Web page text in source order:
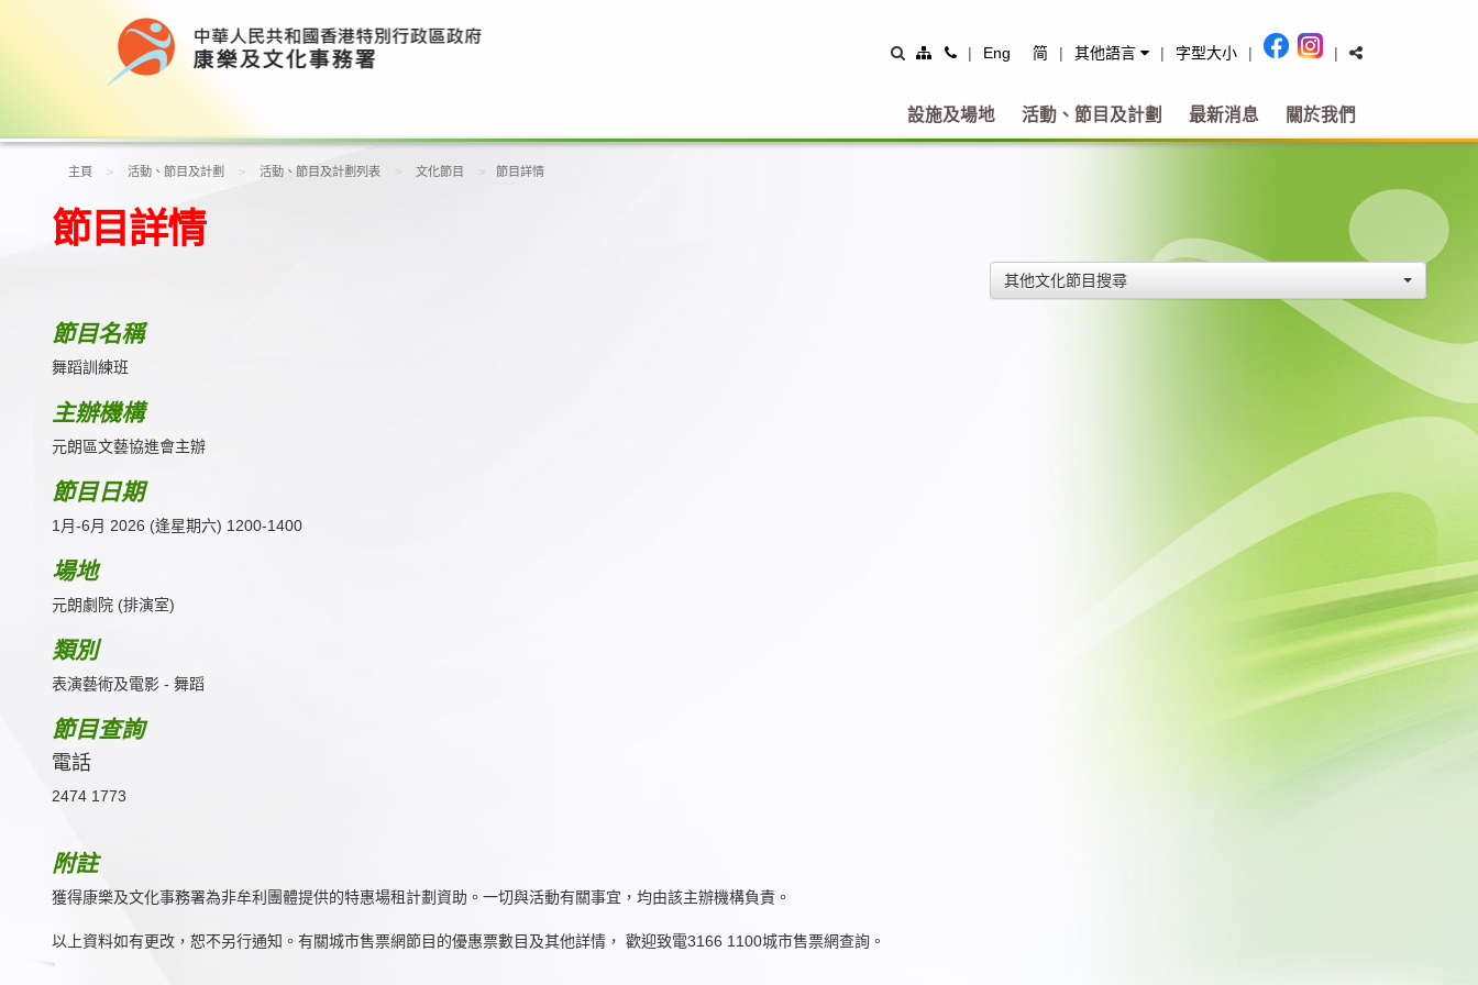
SiteContact
| Eng 简 | 其他語言 | 字型大小 | |
設施及場地 活動、節目及計劃 最新消息 關於我們
主頁 活動、節目及計劃 活動、節目及計劃列表 文化節目 節目詳情
節目詳情
其他文化節目搜尋
節目名稱
舞蹈訓練班
主辦機構
元朗區文藝協進會主辦
節目日期
1月-6月 2026 (逢星期六) 1200-1400
場地
元朗劇院 (排演室)
類別
表演藝術及電影 - 舞蹈
節目查詢
電話
2474 1773
附註
獲得康樂及文化事務署為非牟利團體提供的特惠場租計劃資助。一切與活動有關事宜，均由該主辦機構負責。
以上資料如有更改，恕不另行通知。有關城市售票網節目的優惠票數目及其他詳情， 歡迎致電3166 1100城市售票網查詢。